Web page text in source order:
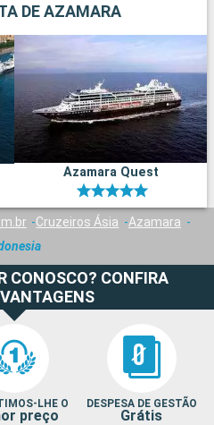
DE AZAMARA
Azamara Quest
Cruzeiros Ásia
Azamara
CONOSCO? CONFIRA
LHE O
preço
DESPESA DE GESTÃO
Grátis